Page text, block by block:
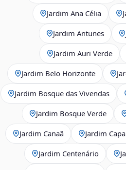
Jardim Ana Célia
Jardim Antunes
Jardim Auri Verde
Jardim Belo Horizonte
Jardim Bosque das Vivendas
Jardim Bosque Verde
Jardim Canaã Jardim
Jardim Centenário